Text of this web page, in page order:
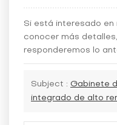
Si está interesado
conocer más
responderemos lo
Subject : Gabinete
integrado de alto